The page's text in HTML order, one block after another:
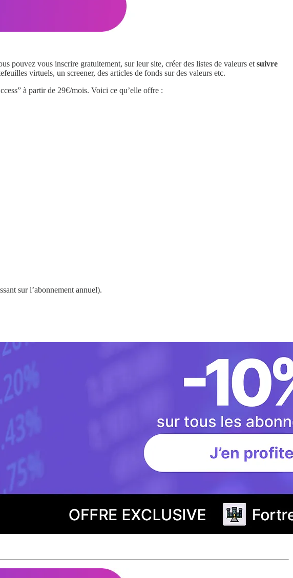
pouvez vous inscrire gratuitement, sur leur site, créer des listes de valeurs et suivre
virtuels, un screener, des articles de fonds sur des valeurs etc.
à partir de 29€/mois. Voici ce qu’elle offre :
sur l’abonnement annuel).